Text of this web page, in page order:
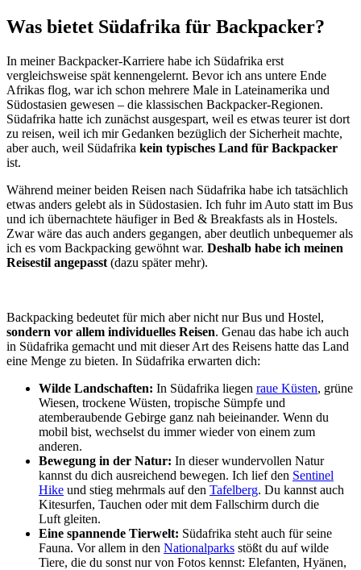
Was bietet Südafrika für Backpacker?
In meiner Backpacker-Karriere habe ich Südafrika erst
vergleichsweise spät kennengelernt. Bevor ich ans untere Ende
Afrikas flog, war ich schon mehrere Male in Lateinamerika und
Südostasien gewesen – die klassischen Backpacker-Regionen.
Südafrika hatte ich zunächst ausgespart, weil es etwas teurer ist dort
zu reisen, weil ich mir Gedanken bezüglich der Sicherheit machte,
aber auch, weil Südafrika kein typisches Land für Backpacker
ist.
Während meiner beiden Reisen nach Südafrika habe ich tatsächlich
etwas anders gelebt als in Südostasien. Ich fuhr im Auto statt im Bus
und ich übernachtete häufiger in Bed & Breakfasts als in Hostels.
Zwar wäre das auch anders gegangen, aber deutlich unbequemer als
ich es vom Backpacking gewöhnt war. Deshalb habe ich meinen
Reisestil angepasst (dazu später mehr).
Backpacking bedeutet für mich aber nicht nur Bus und Hostel,
sondern vor allem individuelles Reisen. Genau das habe ich auch
in Südafrika gemacht und mit dieser Art des Reisens hatte das Land
eine Menge zu bieten. In Südafrika erwarten dich:
Wilde Landschaften: In Südafrika liegen raue Küsten, grüne
Wiesen, trockene Wüsten, tropische Sümpfe und
atemberaubende Gebirge ganz nah beieinander. Wenn du
mobil bist, wechselst du immer wieder von einem zum
anderen.
Bewegung in der Natur: In dieser wundervollen Natur
kannst du dich ausreichend bewegen. Ich lief den Sentinel
Hike und stieg mehrmals auf den Tafelberg. Du kannst auch
Kitesurfen, Tauchen oder mit dem Fallschirm durch die
Luft gleiten.
Eine spannende Tierwelt: Südafrika steht auch für seine
Fauna. Vor allem in den Nationalparks stößt du auf wilde
Tiere, die du sonst nur von Fotos kennst: Elefanten, Hyänen,